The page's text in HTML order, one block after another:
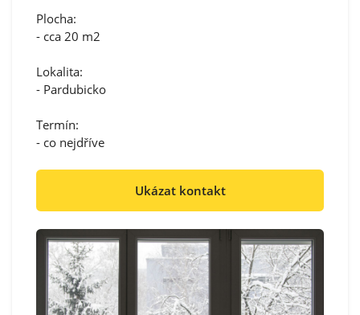
Plocha:
- cca 20 m2
Lokalita:
- Pardubicko
Termín:
- co nejdříve
Ukázat kontakt